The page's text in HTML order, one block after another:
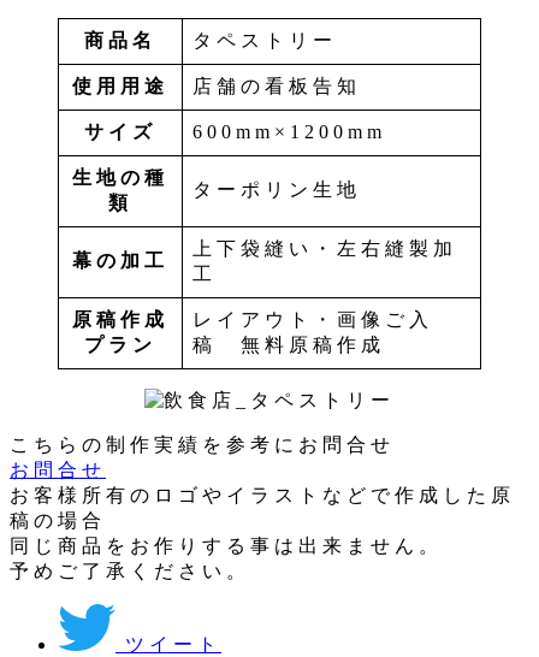
商品名 タペストリー
使用用途 店舗の看板告知
サイズ 600mm×1200mm
生地の種
類
ターポリン生地
幕の加工
上下袋縫い・左右縫製加
工
原稿作成
プラン
レイアウト・画像ご入
稿 無料原稿作成
こちらの制作実績を参考にお問合せ
お問合せ
お客様所有のロゴやイラストなどで作成した原
稿の場合
同じ商品をお作りする事は出来ません。
予めご了承ください。
ツイート